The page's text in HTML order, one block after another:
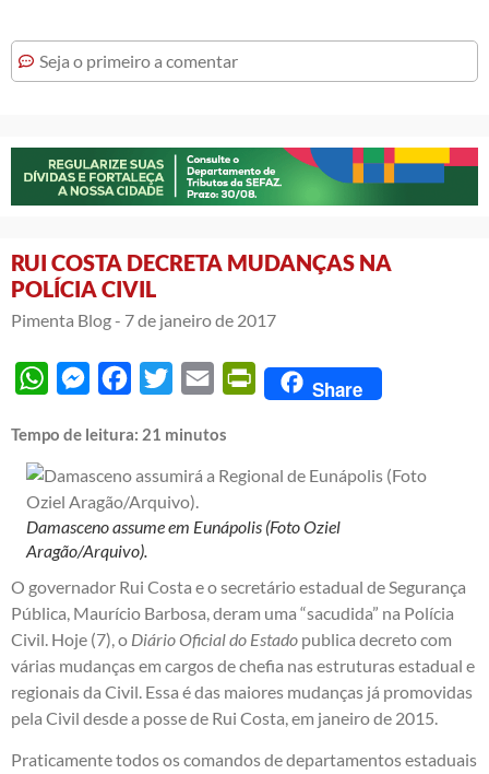
Seja o primeiro a comentar
RUI COSTA DECRETA MUDANÇAS NA
POLÍCIA CIVIL
Pimenta Blog - 7 de janeiro de 2017
WhatsAppMessengerFacebook
Twitter Email PrintFriendly
Share
Tempo de leitura: 21 minutos
Damasceno assume em Eunápolis (Foto Oziel
Aragão/Arquivo).
O governador Rui Costa e o secretário estadual de Segurança
Pública, Maurício Barbosa, deram uma “sacudida” na Polícia
Civil. Hoje (7), o Diário Oficial do Estado publica decreto com
várias mudanças em cargos de chefia nas estruturas estadual e
regionais da Civil. Essa é das maiores mudanças já promovidas
pela Civil desde a posse de Rui Costa, em janeiro de 2015.
Praticamente todos os comandos de departamentos estaduais